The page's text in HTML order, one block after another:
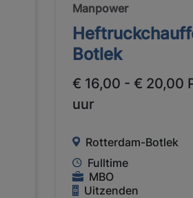
Manpower
Botlek
€ 16,00 - € 20,00
uur
Rotterdam-Botlek
Fulltime
MBO
Uitzenden